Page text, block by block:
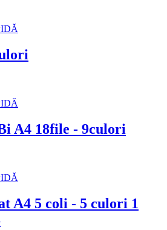
A4 18file - 9culori
A4 5 coli - 5 culori 1